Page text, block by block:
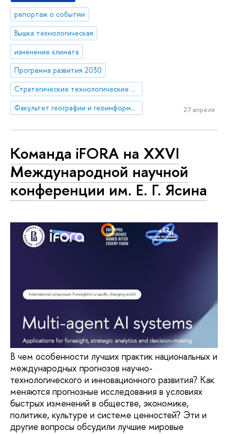
репортаж о событии
Вышка технологическая
изменение климата
Программа развития 2030
Стратегические технологические проекты
Факультет географии и геоинформационных технологий
27 апреля
Команда iFORA на XXVI
Международной научной
конференции им. Е. Г. Ясина
В чем особенности лучших практик национальных и
международных прогнозов научно-
технологического и инновационного развития? Как
меняются прогнозные исследования в условиях
быстрых изменений в обществе, экономике,
политике, культуре и системе ценностей? Эти и
другие вопросы обсудили лучшие мировые